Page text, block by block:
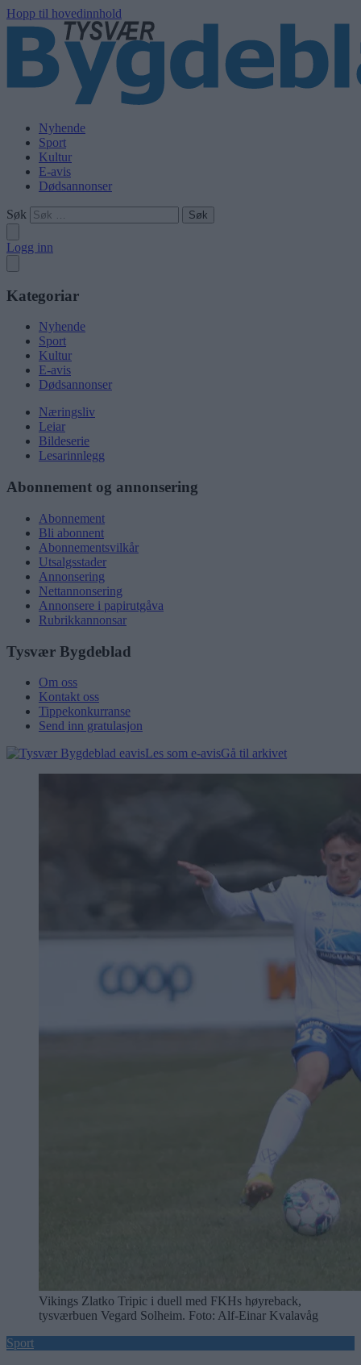
Hopp til hovedinnhold
Nyhende
Sport
Kultur
E-avis
Dødsannonser
Søk
Logg inn
Kategoriar
Nyhende
Sport
Kultur
E-avis
Dødsannonser
Næringsliv
Leiar
Bildeserie
Lesarinnlegg
Abonnement og annonsering
Abonnement
Bli abonnent
Abonnementsvilkår
Utsalgsstader
Annonsering
Nettannonsering
Annonsere i papirutgåva
Rubrikkannonsar
Tysvær Bygdeblad
Om oss
Kontakt oss
Tippekonkurranse
Send inn gratulasjon
Les som e-avisGå til arkivet
Vikings Zlatko Tripic i duell med FKHs høyreback,
tysværbuen Vegard Solheim. Foto: Alf-Einar Kvalavåg
Sport